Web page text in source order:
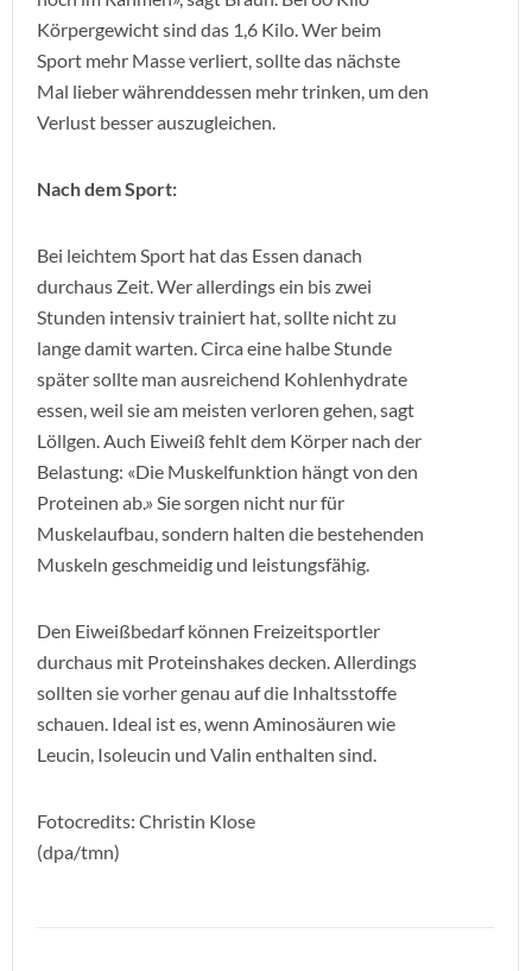
Körpergewicht sind das 1,6 Kilo. Wer beim
Sport mehr Masse verliert, sollte das nächste
Mal lieber währenddessen mehr trinken, um den
Verlust besser auszugleichen.
Nach dem Sport:
Bei leichtem Sport hat das Essen danach
durchaus Zeit. Wer allerdings ein bis zwei
Stunden intensiv trainiert hat, sollte nicht zu
lange damit warten. Circa eine halbe Stunde
später sollte man ausreichend Kohlenhydrate
essen, weil sie am meisten verloren gehen, sagt
Löllgen. Auch Eiweiß fehlt dem Körper nach der
Belastung: «Die Muskelfunktion hängt von den
Proteinen ab.» Sie sorgen nicht nur für
Muskelaufbau, sondern halten die bestehenden
Muskeln geschmeidig und leistungsfähig.
Den Eiweißbedarf können Freizeitsportler
durchaus mit Proteinshakes decken. Allerdings
sollten sie vorher genau auf die Inhaltsstoffe
schauen. Ideal ist es, wenn Aminosäuren wie
Leucin, Isoleucin und Valin enthalten sind.
Fotocredits: Christin Klose
(dpa/tmn)